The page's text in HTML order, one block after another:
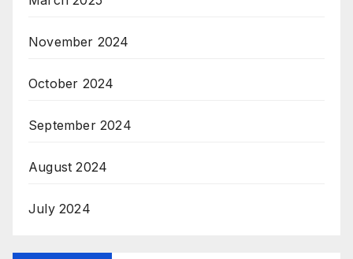
November 2024
October 2024
September 2024
August 2024
July 2024